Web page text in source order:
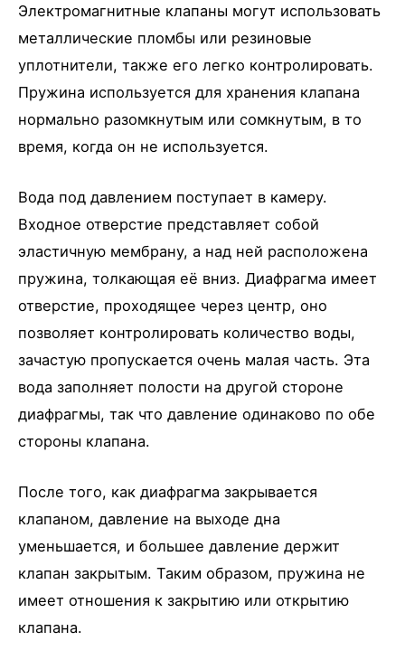
Электромагнитные клапаны могут использовать
металлические пломбы или резиновые
уплотнители, также его легко контролировать.
Пружина используется для хранения клапана
нормально разомкнутым или сомкнутым, в то
время, когда он не используется.
Вода под давлением поступает в камеру.
Входное отверстие представляет собой
эластичную мембрану, а над ней расположена
пружина, толкающая её вниз. Диафрагма имеет
отверстие, проходящее через центр, оно
позволяет контролировать количество воды,
зачастую пропускается очень малая часть. Эта
вода заполняет полости на другой стороне
диафрагмы, так что давление одинаково по обе
стороны клапана.
После того, как диафрагма закрывается
клапаном, давление на выходе дна
уменьшается, и большее давление держит
клапан закрытым. Таким образом, пружина не
имеет отношения к закрытию или открытию
клапана.